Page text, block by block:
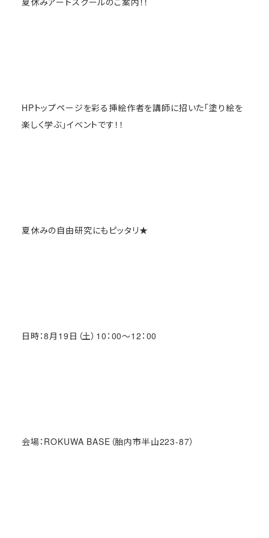
HPトップページを彩る挿絵作者を講師に招いた「塗り絵を
楽しく学ぶ」イベントです！！
夏休みの自由研究にもピッタリ★
日時：8月19日（土）10：00～12：00
会場：ROKUWA BASE（胎内市半山223-87）